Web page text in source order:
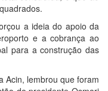
a ideia do apoio da
e a cobrança ao
para a construção das
Acin, lembrou que foram